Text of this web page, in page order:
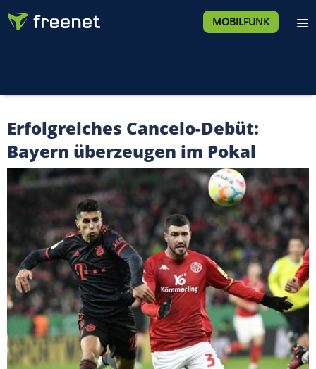
MOBILFUNK
Erfolgreiches Cancelo-Debüt:
Bayern überzeugen im Pokal